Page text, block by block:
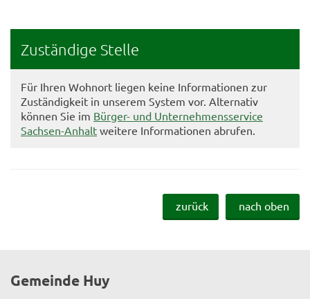
Zuständige Stelle
Für Ihren Wohnort liegen keine Informationen zur
Zuständigkeit in unserem System vor. Alternativ
können Sie im Bürger- und Unternehmensservice
Sachsen-Anhalt weitere Informationen abrufen.
zurück nach oben
Gemeinde Huy